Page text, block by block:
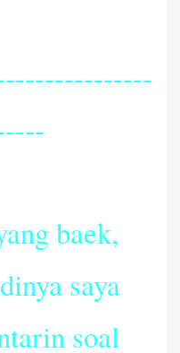
baek,
saya
soal